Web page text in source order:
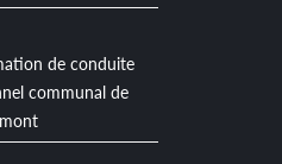
de conduite
communal de